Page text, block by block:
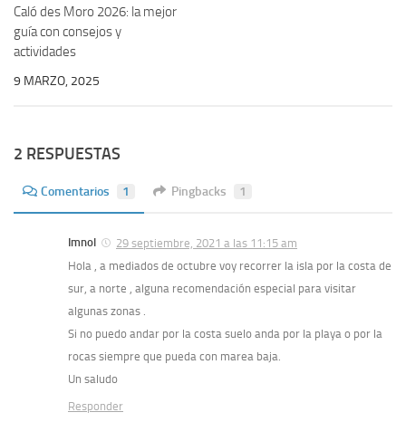
Caló des Moro 2026: la mejor
guía con consejos y
actividades
9 MARZO, 2025
2 RESPUESTAS
Comentarios 1 Pingbacks 1
Imnol
29 septiembre, 2021 a las 11:15 am
Hola , a mediados de octubre voy recorrer la isla por la costa de
sur, a norte , alguna recomendación especial para visitar
algunas zonas .
Si no puedo andar por la costa suelo anda por la playa o por la
rocas siempre que pueda con marea baja.
Un saludo
Responder